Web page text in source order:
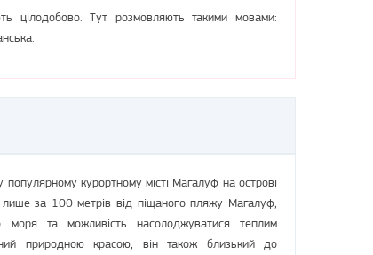
цілодобово. Тут розмовляють такими мовами:
курортному місті Магалуф на острові
лише за 100 метрів від піщаного пляжу Магалуф,
та можливість насолоджуватися теплим
природною красою, він також близький до